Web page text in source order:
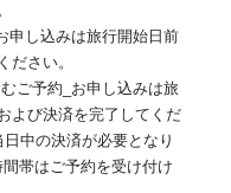
申し込みは旅行開始日前
ださい。
ご予約_お申し込みは旅
よび決済を完了してくだ
中の決済が必要となり
帯はご予約を受け付け